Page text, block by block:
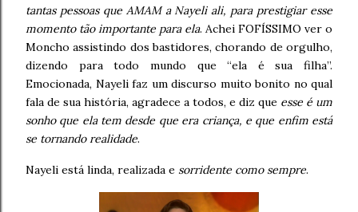
tantas pessoas que AMAM a Nayeli ali, para prestigiar esse
momento tão importante para ela. Achei FOFÍSSIMO ver o
Moncho assistindo dos bastidores, chorando de orgulho,
dizendo para todo mundo que “ela é sua filha”.
Emocionada, Nayeli faz um discurso muito bonito no qual
fala de sua história, agradece a todos, e diz que esse é um
sonho que ela tem desde que era criança, e que enfim está
se tornando realidade.
Nayeli está linda, realizada e sorridente como sempre.